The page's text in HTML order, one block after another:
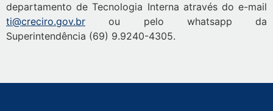
departamento de Tecnologia Interna através do e-mail
ti@creciro.gov.br ou pelo whatsapp da
Superintendência (69) 9.9240-4305.